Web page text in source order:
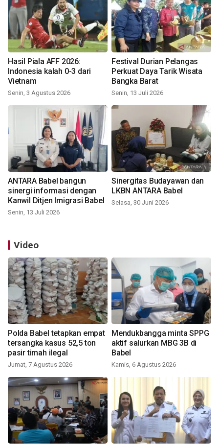
Hasil Piala AFF 2026:
Indonesia kalah 0-3 dari
Vietnam
Senin, 3 Agustus 2026
Festival Durian Pelangas
Perkuat Daya Tarik Wisata
Bangka Barat
Senin, 13 Juli 2026
ANTARA Babel bangun
sinergi informasi dengan
Kanwil Ditjen Imigrasi Babel
Senin, 13 Juli 2026
Sinergitas Budayawan dan
LKBN ANTARA Babel
Selasa, 30 Juni 2026
Video
Polda Babel tetapkan empat
tersangka kasus 52,5 ton
pasir timah ilegal
Jumat, 7 Agustus 2026
Mendukbangga minta SPPG
aktif salurkan MBG 3B di
Babel
Kamis, 6 Agustus 2026